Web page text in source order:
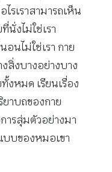
รเราสามารถเห็น
นั่งไม่ใช่เรา
อนไม่ใช่เรา กาย
งสิ่งบางอย่างบาง
ทั้งหมด เรียนเรื่อง
ยาบถของกาย
ารสุ่มตัวอย่างมา
บบของหมอเขา